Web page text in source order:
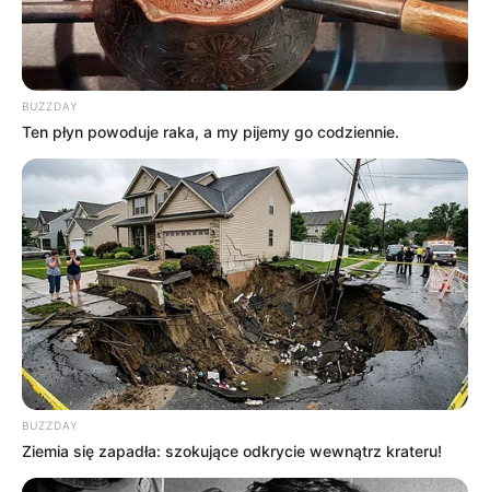
BUZZDAY
Ten płyn powoduje raka, a my pijemy go codziennie.
BUZZDAY
Ziemia się zapadła: szokujące odkrycie wewnątrz krateru!